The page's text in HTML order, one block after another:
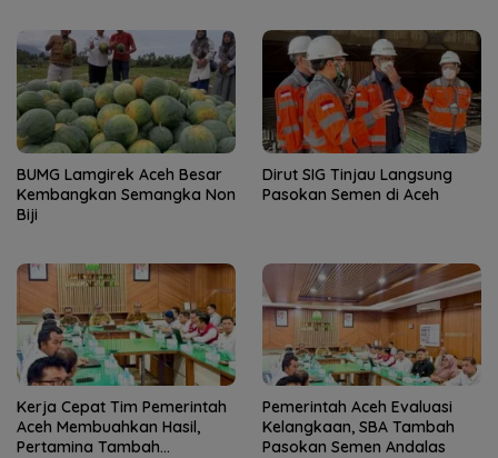
BUMG Lamgirek Aceh Besar
Kembangkan Semangka Non
Biji
Dirut SIG Tinjau Langsung
Pasokan Semen di Aceh
Kerja Cepat Tim Pemerintah
Aceh Membuahkan Hasil,
Pertamina Tambah
Pemerintah Aceh Evaluasi
Kelangkaan, SBA Tambah
Pasokan Semen Andalas